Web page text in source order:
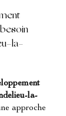
la-
la-
approche